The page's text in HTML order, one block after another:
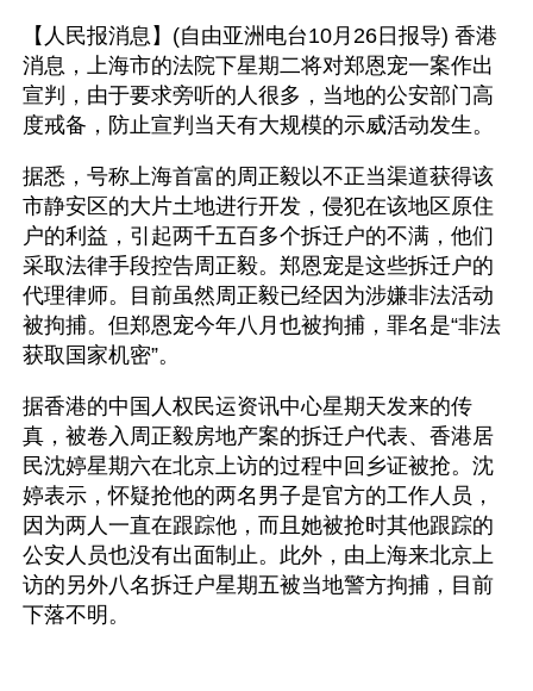
【人民报消息】(自由亚洲电台10月26日报导) 香港
消息，上海市的法院下星期二将对郑恩宠一案作出
宣判，由于要求旁听的人很多，当地的公安部门高
度戒备，防止宣判当天有大规模的示威活动发生。
据悉，号称上海首富的周正毅以不正当渠道获得该
市静安区的大片土地进行开发，侵犯在该地区原住
户的利益，引起两千五百多个拆迁户的不满，他们
采取法律手段控告周正毅。郑恩宠是这些拆迁户的
代理律师。目前虽然周正毅已经因为涉嫌非法活动
被拘捕。但郑恩宠今年八月也被拘捕，罪名是“非法
获取国家机密”。
据香港的中国人权民运资讯中心星期天发来的传
真，被卷入周正毅房地产案的拆迁户代表、香港居
民沈婷星期六在北京上访的过程中回乡证被抢。沈
婷表示，怀疑抢他的两名男子是官方的工作人员，
因为两人一直在跟踪他，而且她被抢时其他跟踪的
公安人员也没有出面制止。此外，由上海来北京上
访的另外八名拆迁户星期五被当地警方拘捕，目前
下落不明。